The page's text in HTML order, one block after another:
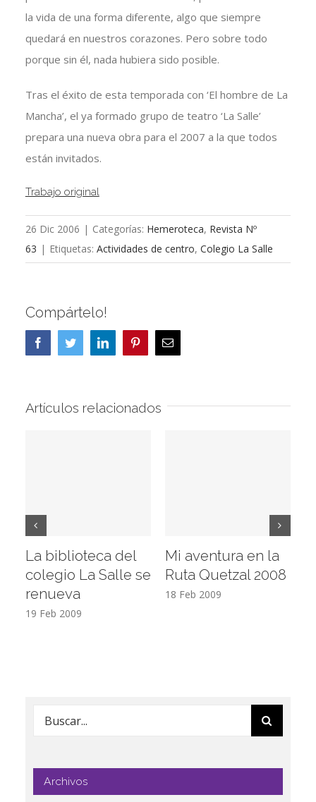
la vida de una forma diferente, algo que siempre
quedará en nuestros corazones. Pero sobre todo
porque sin él, nada hubiera sido posible.
Tras el éxito de esta temporada con ‘El hombre de La
Mancha’, el ya formado grupo de teatro ‘La Salle’
prepara una nueva obra para el 2007 a la que todos
están invitados.
Trabajo original
26 Dic 2006 | Categorías: Hemeroteca, Revista Nº
63 | Etiquetas: Actividades de centro, Colegio La Salle
Compártelo!
FacebookTwitterLinkedInPinterestCorreo
electrónico
Artículos relacionados
La biblioteca del
colegio La Salle se
renueva
19 Feb 2009
Mi aventura en la
Ruta Quetzal 2008
18 Feb 2009
Buscar:
Archivos